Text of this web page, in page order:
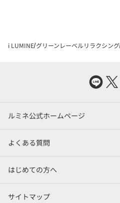
i LUMINE グリーンレーベルリラクシング
ルミネ公式ホームページ
よくある質問
はじめての方へ
サイトマップ